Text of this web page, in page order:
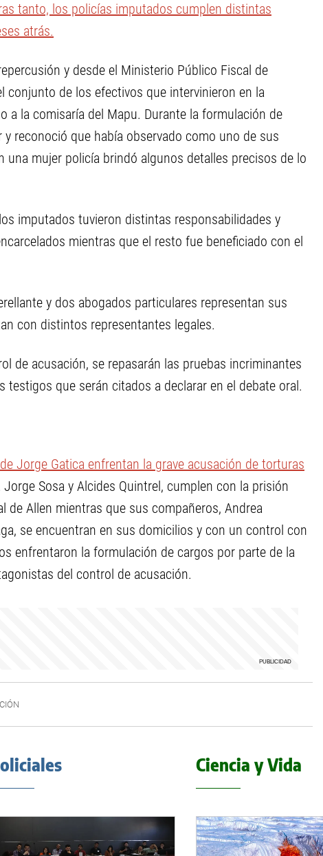
tanto, los policías imputados cumplen distintas
atrás.
y desde el Ministerio Público Fiscal de
conjunto de los efectivos que intervinieron en la
a la comisaría del Mapu. Durante la formulación de
reconoció que había observado como uno de sus
una mujer policía brindó algunos detalles precisos de lo
imputados tuvieron distintas responsabilidades y
mientras que el resto fue beneficiado con el
y dos abogados particulares representan sus
con distintos representantes legales.
de acusación, se repasarán las pruebas incriminantes
testigos que serán citados a declarar en el debate oral.
Jorge Gatica enfrentan la grave acusación de torturas
Sosa y Alcides Quintrel, cumplen con la prisión
de Allen mientras que sus compañeros, Andrea
se encuentran en sus domicilios y con un control con
enfrentaron la formulación de cargos por parte de la
del control de acusación.
Ciencia y Vida